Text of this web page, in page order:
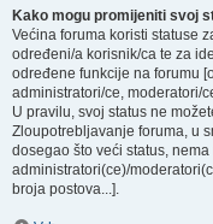
Kako mogu promijeniti svoj
Većina foruma koristi statuse
određeni/a korisnik/ca te za
određene funkcije na forumu
administratori/ce, moderatori/
U pravilu, svoj status ne
Zloupotrebljavanje foruma, u
dosegao što veći status,
administratori(ce)/
broja postova...].